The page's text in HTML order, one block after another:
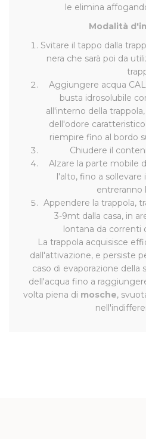
le elimina
Modalità
Svitare il tappo dalla
nera che sarà poi da
Aggiungere acqua
busta idrosolubile
all'interno della
dell'odore
riempire fino al bordo
Chiudere il
Alzare la parte mobile
l'alto, fino a
entreranno
Appendere la trappola,
3-9mt dalla casa, in
lontana da correnti
La trappola acquisisce
dall'attivazione, e persiste
caso di evaporazione della
dell'acqua fino a
volta piena di mosche,